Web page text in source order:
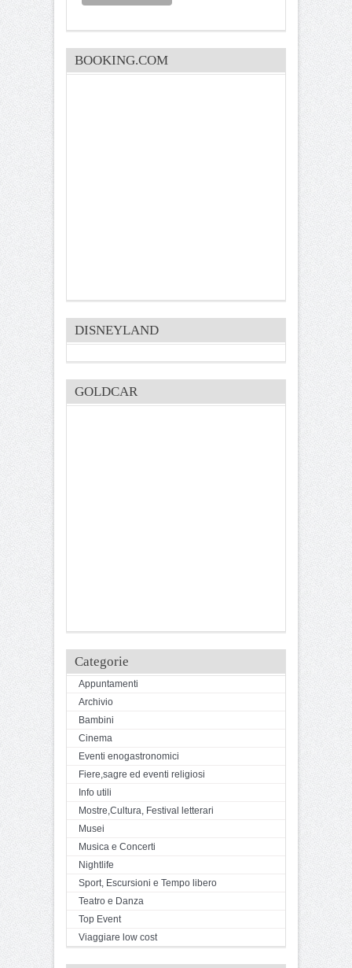
BOOKING.COM
DISNEYLAND
GOLDCAR
Categorie
Appuntamenti
Archivio
Bambini
Cinema
Eventi enogastronomici
Fiere,sagre ed eventi religiosi
Info utili
Mostre,Cultura, Festival letterari
Musei
Musica e Concerti
Nightlife
Sport, Escursioni e Tempo libero
Teatro e Danza
Top Event
Viaggiare low cost